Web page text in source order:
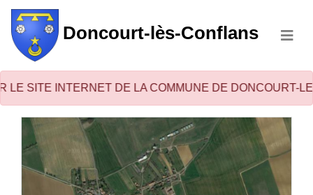
Doncourt-lès-Conflans
DE LA COMMUNE DE DONCOURT-LES-